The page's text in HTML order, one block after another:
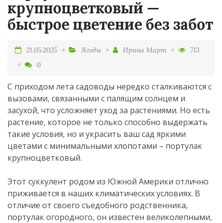
крупноцветковый —
быстрое цветение без забот
21.05.2025 Ягоды Ирина Март
713
0
С приходом лета садоводы нередко сталкиваются с
вызовами, связанными с палящим солнцем и
засухой, что усложняет уход за растениями. Но есть
растение, которое не только способно выдержать
такие условия, но и украсить ваш сад яркими
цветами с минимальными хлопотами – портулак
крупноцветковый.
Этот суккулент родом из Южной Америки отлично
приживается в наших климатических условиях. В
отличие от своего съедобного родственника,
портулак огородного, он известен великолепными,